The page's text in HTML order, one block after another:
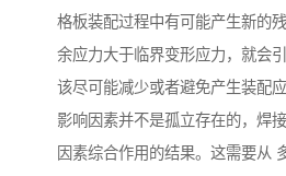
格板装配过程中有可能产生新的
余应力大于临界变形应力，就会
该尽可能减少或者避免产生装配
影响因素并不是孤立存在的，焊
因素综合作用的结果。这需要从